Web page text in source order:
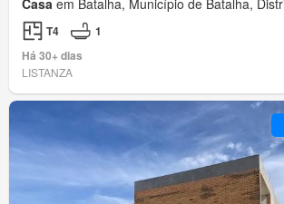
Casa em Batalha, Município de Batalha,
T4
1
Há 30+ dias
LISTANZA